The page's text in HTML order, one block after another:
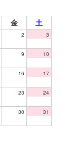
金 土
2 3
9 10
16 17
23 24
30 31